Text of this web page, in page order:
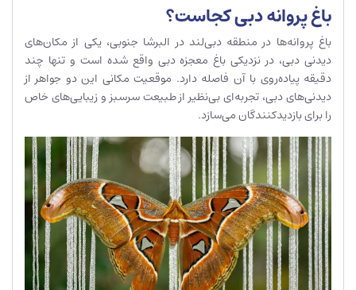
باغ پروانه دبی کجاست؟
باغ پروانه‌ها در منطقه دبی‌لند در البرشا جنوبی، یکی از مکان‌های
دیدنی دبی، در نزدیکی باغ معجزه دبی واقع شده است و تنها چند
دقیقه پیاده‌روی با آن فاصله دارد. موقعیت مکانی این دو جواهر از
دیدنی‌های دبی، تجربه‌ای بی‌نظیر از طبیعت سر‌سبز و زیبایی‌های خاص
را برای بازدیدکنندگان می‌سازد.